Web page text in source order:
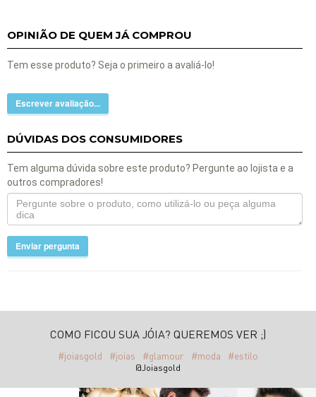
OPINIÃO DE QUEM JÁ COMPROU
Tem esse produto? Seja o primeiro a avaliá-lo!
Escrever avaliação...
DÚVIDAS DOS CONSUMIDORES
Tem alguma dúvida sobre este produto? Pergunte ao lojista e a
outros compradores!
Enviar pergunta
COMO FICOU SUA JÓIA? QUEREMOS VER ;)
#joiasgold #joias #glamour #moda #estilo
@Joiasgold